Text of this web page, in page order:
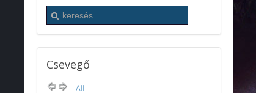
Csevegő
All